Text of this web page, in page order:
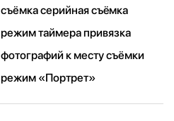
съёмка серийная съëмка
режим таймера привязка
фотографий к месту съёмки
режим «Портрет»